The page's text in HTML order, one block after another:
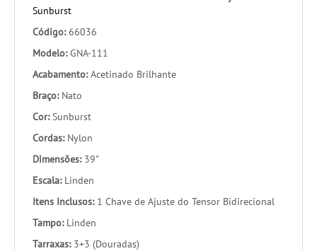
Sunburst
Código: 66036
Modelo:GNA-111
Acabamento:Acetinado Brilhante
Braço: Nato
Cor:Sunburst
Cordas: Nylon
Dimensões: 39"
Escala: Linden
Itens Inclusos: 1 Chave de Ajuste do Tensor Bidirecional
Tampo: Linden
Tarraxas: 3+3 (Douradas)